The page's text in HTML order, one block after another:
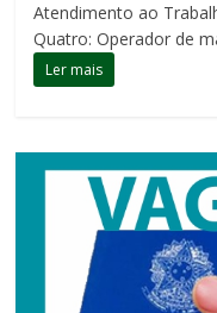
Atendimento ao
Quatro: Operador de
Ler mais